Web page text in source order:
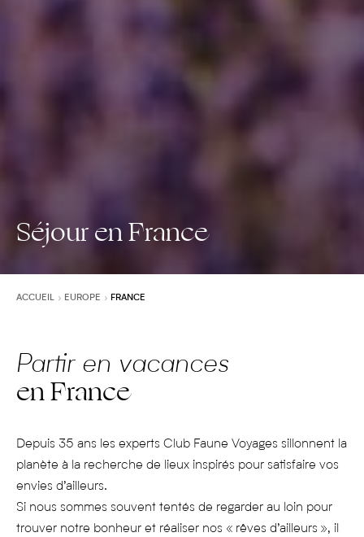
Séjour en France
ACCUEIL EUROPE FRANCE
Partir en vacances
en France
Depuis 35 ans les experts Club Faune Voyages sillonnent la
planète à la recherche de lieux inspirés pour satisfaire vos
envies d’ailleurs.
Si nous sommes souvent tentés de regarder au loin pour
trouver notre bonheur et réaliser nos « rêves d’ailleurs », il